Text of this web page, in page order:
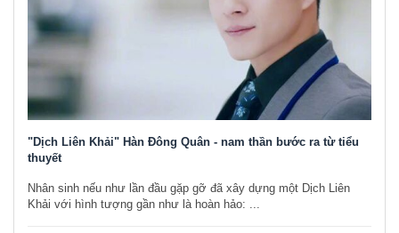
"Dịch Liên Khải" Hàn Đông Quân - nam thần bước ra từ tiểu
thuyết
Nhân sinh nếu như lần đầu gặp gỡ đã xây dựng một Dịch Liên
Khải với hình tượng gần như là hoàn hảo: ...